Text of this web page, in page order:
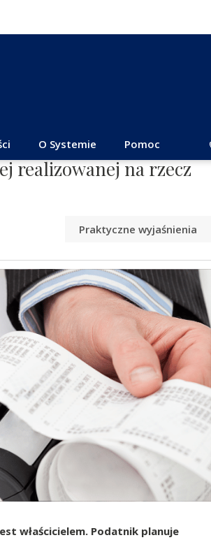
O Systemie Pomoc
realizowanej na rzecz
Praktyczne wyjaśnienia
właścicielem. Podatnik planuje